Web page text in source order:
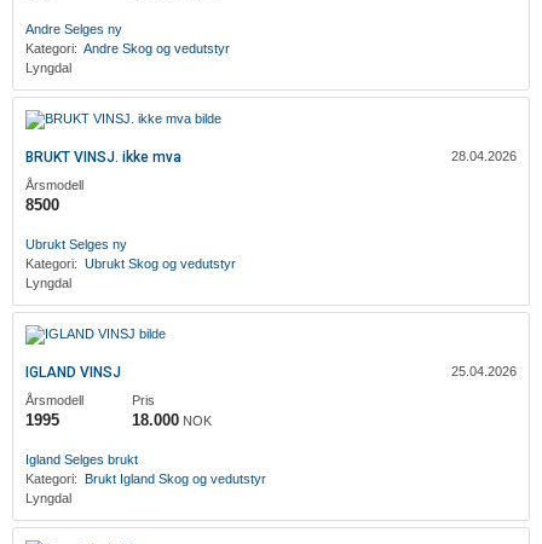
‎Andre Selges ny
Kategori: ‎Andre Skog og vedutstyr
Lyngdal
BRUKT VINSJ. ikke mva
28.04.2026
Årsmodell
8500
Ubrukt Selges ny
Kategori: Ubrukt Skog og vedutstyr
Lyngdal
IGLAND VINSJ
25.04.2026
Årsmodell
1995
Pris
18.000 NOK
Igland Selges brukt
Kategori: Brukt Igland Skog og vedutstyr
Lyngdal